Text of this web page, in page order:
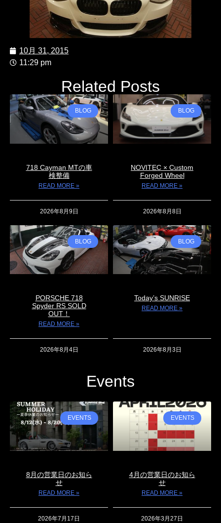
10月 31, 2015
11:29 pm
Related Posts
BLOG
718 Cayman MTの車
検整備
READ MORE »
2026年8月9日
BLOG
NOVITEC × Custom
Forged Wheel
READ MORE »
2026年8月8日
BLOG
PORSCHE 718
Spyder RS SOLD
OUT！
READ MORE »
2026年8月4日
BLOG
Today’s SUNRISE
READ MORE »
2026年8月3日
Events
EVENTS
8月の営業日のお知ら
せ
READ MORE »
2026年7月17日
EVENTS
4月の営業日のお知ら
せ
READ MORE »
2026年3月27日